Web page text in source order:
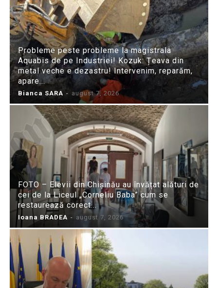
Probleme peste probleme la magistrala
Aquabis de pe Industriei! Kozuk: Țeava din
metal veche e dezastru! Intervenim, reparăm,
apare...
Bianca SARA - august 7, 2026
FOTO – Elevii din Chișinău au învățat alături de
cei de la Liceul „Corneliu Baba” cum se
restaurează corect...
Ioana BRADEA - august 7, 2026